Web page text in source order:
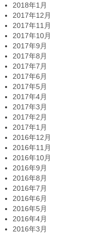
2018年1月
2017年12月
2017年11月
2017年10月
2017年9月
2017年8月
2017年7月
2017年6月
2017年5月
2017年4月
2017年3月
2017年2月
2017年1月
2016年12月
2016年11月
2016年10月
2016年9月
2016年8月
2016年7月
2016年6月
2016年5月
2016年4月
2016年3月